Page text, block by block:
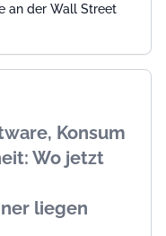
an der Wall Street
Konsum
Wo jetzt
liegen